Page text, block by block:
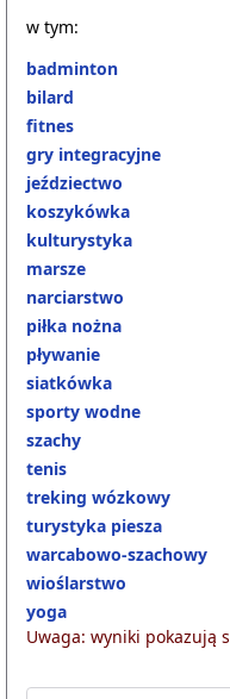
w tym:
badminton
bilard
fitnes
gry integracyjne
jeździectwo
koszykówka
kulturystyka
marsze
narciarstwo
piłka nożna
pływanie
siatkówka
sporty wodne
szachy
tenis
treking wózkowy
turystyka piesza
warcabowo-szachowy
wioślarstwo
yoga
Uwaga: wyniki pokazują